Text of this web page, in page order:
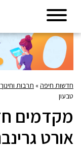
חדשות חיפה» תרבות וחינוך
טבעון
מקדמים
אורט